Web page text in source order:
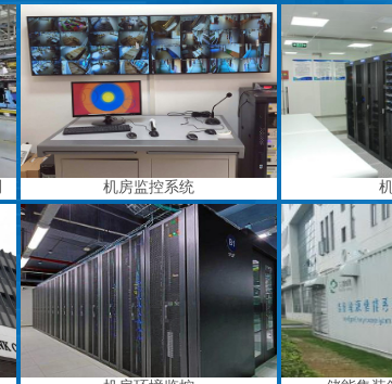
机房监控系统